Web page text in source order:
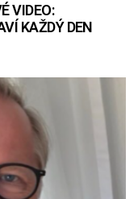
VIDEO:
KAŽDÝ DEN